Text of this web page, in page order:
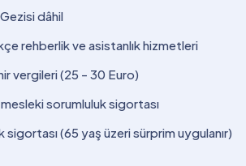
dâhil
rehberlik ve asistanlık hizmetleri
vergileri (25 - 30 Euro)
sorumluluk sigortası
sigortası (65 yaş üzeri sürprim uygulanır)